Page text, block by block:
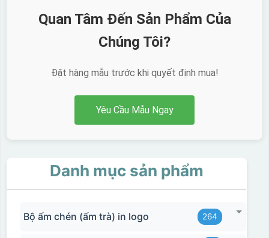
Quan Tâm Đến Sản Phẩm Của
Chúng Tôi?
Đặt hàng mẫu trước khi quyết định mua!
Yêu Cầu Mẫu Ngay
Danh mục sản phẩm
Bộ ấm chén (ấm trà) in logo 264